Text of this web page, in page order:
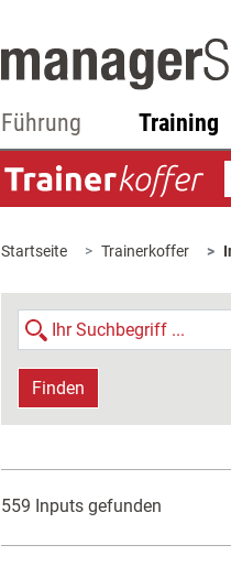
Führung Training
Startseite Trainerkoffer
Finden
559 Inputs gefunden